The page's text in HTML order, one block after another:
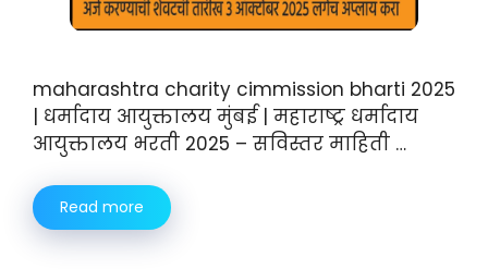
maharashtra charity cimmission bharti 2025
| धर्मादाय आयुक्तालय मुंबई | महाराष्ट्र धर्मादाय
आयुक्तालय भरती 2025 – सविस्तर माहिती …
Read more